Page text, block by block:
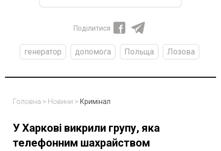
Поділитися
генератор допомога Польща Лозова
Головна > Новини > Кримінал
У Харкові викрили групу, яка
телефонним шахрайством